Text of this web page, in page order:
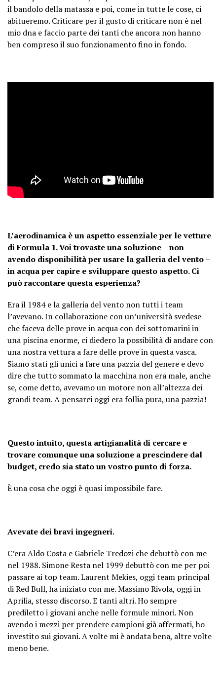
il bandolo della matassa e poi, come in tutte le cose, ci
abitueremo. Criticare per il gusto di criticare non è nel
mio dna e faccio parte dei tanti che ancora non hanno
ben compreso il suo funzionamento fino in fondo.
L’aerodinamica è un aspetto essenziale per le vetture
di Formula 1. Voi trovaste una soluzione – non
avendo disponibilità per usare la galleria del vento –
in acqua per capire e sviluppare questo aspetto. Ci
può raccontare questa esperienza?
Era il 1984 e la galleria del vento non tutti i team
l’avevano. In collaborazione con un’università svedese
che faceva delle prove in acqua con dei sottomarini in
una piscina enorme, ci diedero la possibilità di andare con
una nostra vettura a fare delle prove in questa vasca.
Siamo stati gli unici a fare una pazzia del genere e devo
dire che tutto sommato la macchina non era male, anche
se, come detto, avevamo un motore non all’altezza dei
grandi team. A pensarci oggi era follia pura, una pazzia!
Questo intuito, questa artigianalità di cercare e
trovare comunque una soluzione a prescindere dal
budget, credo sia stato un vostro punto di forza.
È una cosa che oggi è quasi impossibile fare.
Avevate dei bravi ingegneri.
C’era Aldo Costa e Gabriele Tredozi che debuttò con me
nel 1988. Simone Resta nel 1999 debuttò con me per poi
passare ai top team. Laurent Mekies, oggi team principal
di Red Bull, ha iniziato con me. Massimo Rivola, oggi in
Aprilia, stesso discorso. E tanti altri. Ho sempre
prediletto i giovani anche nelle formule minori. Non
avendo i mezzi per prendere campioni già affermati, ho
investito sui giovani. A volte mi è andata bena, altre volte
meno bene.